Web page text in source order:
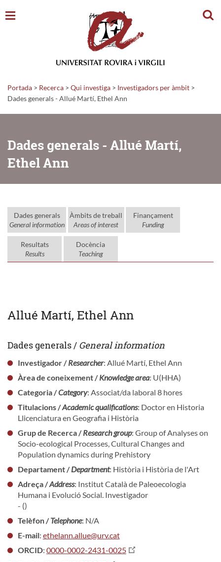
Portada > Recerca > Qui investiga > Investigadors per àmbit >
Dades generals - Allué Martí, Ethel Ann
Dades generals - Allué Martí,
Ethel Ann
Dades generals
General information
Àmbits de treball
Areas of interest
Finançament
Funding
Resultats
Results
Docència
Teaching
Allué Martí, Ethel Ann
Dades generals / General information
Investigador /Researcher: Allué Martí, Ethel Ann
Àrea de coneixement /Knowledge area: U(HHA)
Categoria /Category: Associat/da laboral 8 hores
Titulacions /Academic qualifications: Doctor en Historia
Llicenciatura en Geografia i Història
Grup de Recerca /Research group: Group of Analyses on
Socio-ecological Processes, Cultural Changes and
Population dynamics during Prehistory
Departament /Department: Història i Història de l'Art
Adreça /Address: Institut Català de Paleoecologia
Humana i Evolució Social. Investigador
- ()
Telèfon /Telephone: N/A
E-mail: ethelann.allue@urv.cat
ORCID: 0000-0002-2431-0025